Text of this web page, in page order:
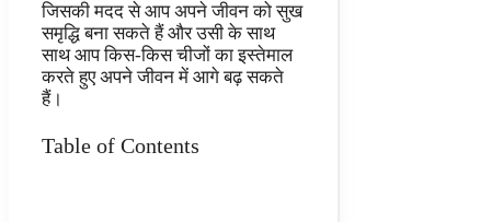
जिसकी मदद से आप अपने जीवन को सुख
समृद्धि बना सकते हैं और उसी के साथ
साथ आप किस-किस चीजों का इस्तेमाल
करते हुए अपने जीवन में आगे बढ़ सकते
हैं।
Table of Contents